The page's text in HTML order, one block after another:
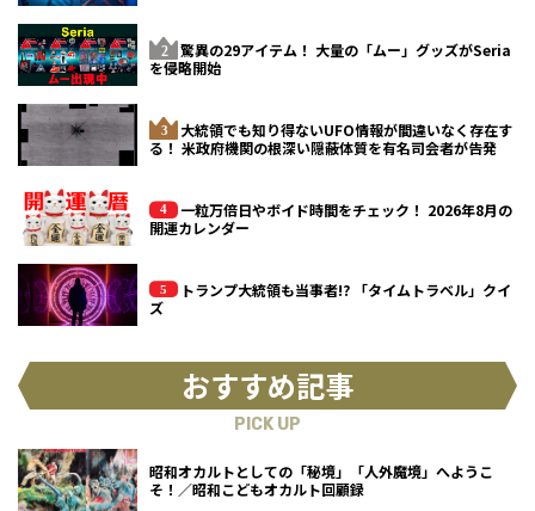
驚異の29アイテム！ 大量の「ムー」グッズがSeria
を侵略開始
大統領でも知り得ないUFO情報が間違いなく存在す
る！ 米政府機関の根深い隠蔽体質を有名司会者が告発
一粒万倍日やボイド時間をチェック！ 2026年8月の
開運カレンダー
トランプ大統領も当事者!? 「タイムトラベル」クイ
ズ
おすすめ記事
PICK UP
昭和オカルトとしての「秘境」「人外魔境」へようこ
そ！／昭和こどもオカルト回顧録